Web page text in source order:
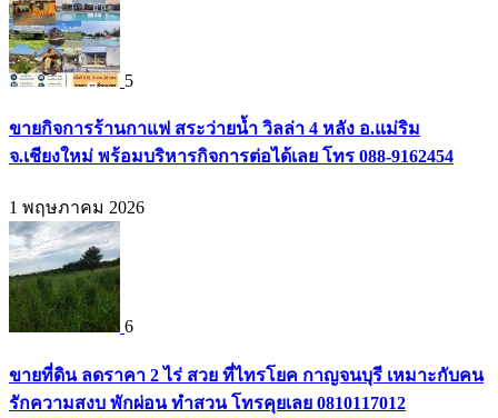
5
ขายกิจการร้านกาแฟ สระว่ายน้ำ วิลล่า 4 หลัง อ.แม่ริม
จ.เชียงใหม่ พร้อมบริหารกิจการต่อได้เลย โทร 088-9162454
1 พฤษภาคม 2026
6
ขายที่ดิน ลดราคา 2 ไร่ สวย ที่ไทรโยค กาญจนบุรี เหมาะกับคน
รักความสงบ พักผ่อน ทำสวน โทรคุยเลย 0810117012